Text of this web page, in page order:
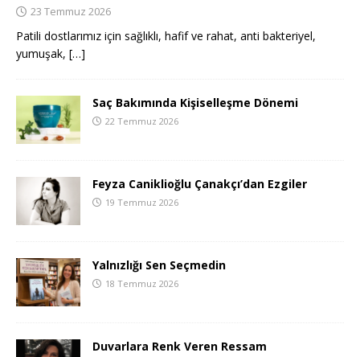
23 Temmuz 2026
Patili dostlarımız için sağlıklı, hafif ve rahat, anti bakteriyel,
yumuşak, […]
Saç Bakımında Kişiselleşme Dönemi
22 Temmuz 2026
Feyza Caniklioğlu Çanakçı’dan Ezgiler
19 Temmuz 2026
Yalnızlığı Sen Seçmedin
18 Temmuz 2026
Duvarlara Renk Veren Ressam